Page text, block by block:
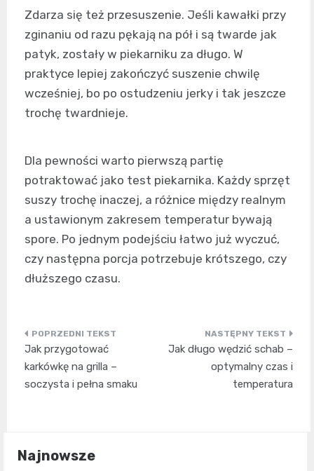
Zdarza się też przesuszenie. Jeśli kawałki przy
zginaniu od razu pękają na pół i są twarde jak
patyk, zostały w piekarniku za długo. W
praktyce lepiej zakończyć suszenie chwilę
wcześniej, bo po ostudzeniu jerky i tak jeszcze
trochę twardnieje.
Dla pewności warto pierwszą partię
potraktować jako test piekarnika. Każdy sprzęt
suszy trochę inaczej, a różnice między realnym
a ustawionym zakresem temperatur bywają
spore. Po jednym podejściu łatwo już wyczuć,
czy następna porcja potrzebuje krótszego, czy
dłuższego czasu.
Nawigacja
wpisu
Jak przygotować
karkówkę na grilla –
soczysta i pełna smaku
Jak długo wędzić schab –
optymalny czas i
temperatura
Najnowsze